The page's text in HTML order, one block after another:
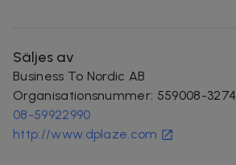
Säljes av
Business To Nordic AB
Organisationsnummer: 559008-3274
08-59922990
http://www.dplaze.com